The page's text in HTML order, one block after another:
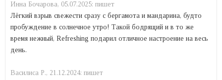
Инна Бочарова, 05.07.2025: пишет
Лёгкий взрыв свежести сразу с бергамота и мандарина, будто
пробуждение в солнечное утро! Такой бодрящий и в то же
время нежный, Refreshing подарил отличное настроение на весь
день.
Василиса Р., 21.12.2024: пишет